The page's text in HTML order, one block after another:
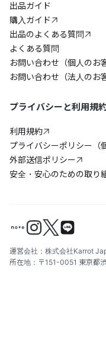
出品ガイド
購入ガイド
出品のよくある質問
よくある質問
お問い合わせ（個人のお
お問い合わせ（法人のお
プライバシーと利用規
利用規約
プライバシーポリシー（
外部送信ポリシー
安全・安心のための取り
運営会社：株式会社Karrot
所在地：〒151-0051 東京都